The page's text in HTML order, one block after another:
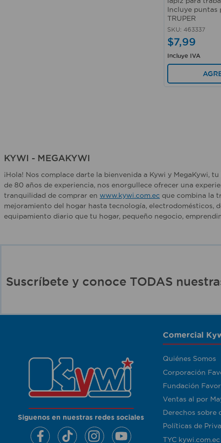
Incluye puntas
TRUPER
SKU: 463337
$7,99
Incluye IVA
KYWI - MEGAKYWI
¡Hola! Nos complace darte la bienvenida a Kywi y
de 80 años de experiencia, nos enorgullece ofrecer una
tranquilidad de comprar en www.kywi.com.ec que combina la
mejoramiento del hogar hasta tecnología, electrodomésticos,
equipamiento diario que tu hogar, pequeño negocio,
Suscríbete y conoce TODAS
Siguenos en nuestras redes sociales
Comercial
Quiénes Somos
Corporación
Fundación
Ventas al por
Derechos sobre
Políticas de
TYC kywi.com.ec